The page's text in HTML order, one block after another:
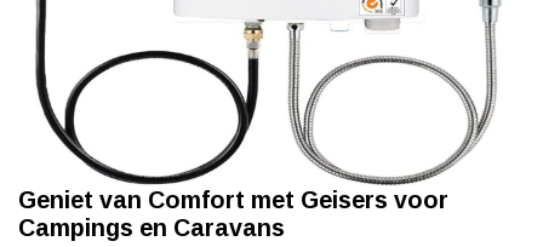
Geniet van Comfort met Geisers voor
Campings en Caravans